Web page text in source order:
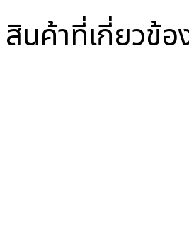
สินค้าที่เกี่ยวข้อ